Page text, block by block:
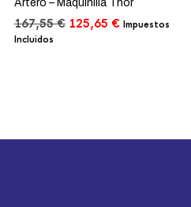
Artero – Maquinilla Thor
167,55€ El
125,65 €ElImpuestos
Incluidos